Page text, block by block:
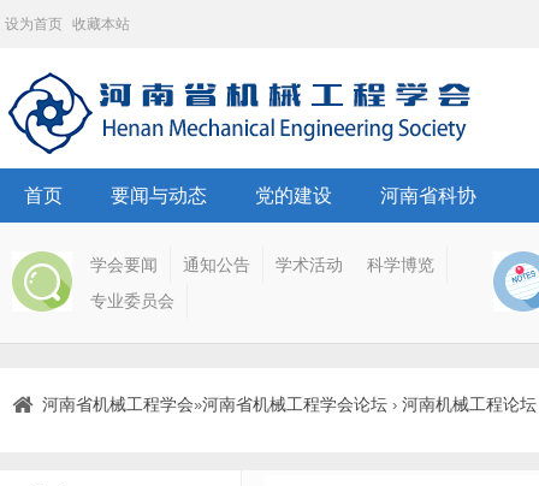
设为首页 收藏本站
首页 要闻与动态 党的建设 河南省科协
学会要闻 通知公告 学术活动
科学博览
专业委员会
河南省机械工程学会»河南省机械工程学会论坛 › 河南机械工程论坛